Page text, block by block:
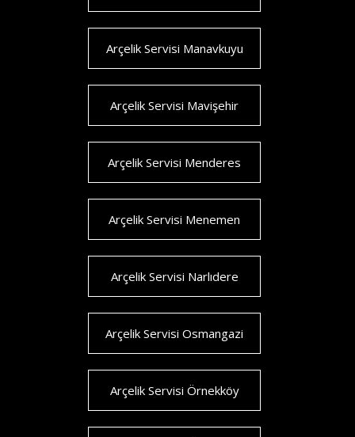
Arçelik Servisi Manavkuyu
Arçelik Servisi Mavişehir
Arçelik Servisi Menderes
Arçelik Servisi Menemen
Arçelik Servisi Narlıdere
Arçelik Servisi Osmangazi
Arçelik Servisi Örnekköy